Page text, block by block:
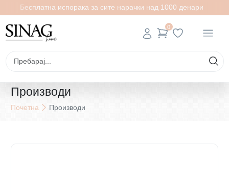
Бесплатна испорака за сите нарачки над 1000 денари
0
Производи
Почетна Производи